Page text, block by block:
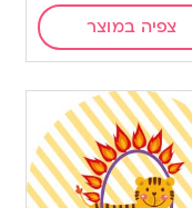
צפיה במוצר